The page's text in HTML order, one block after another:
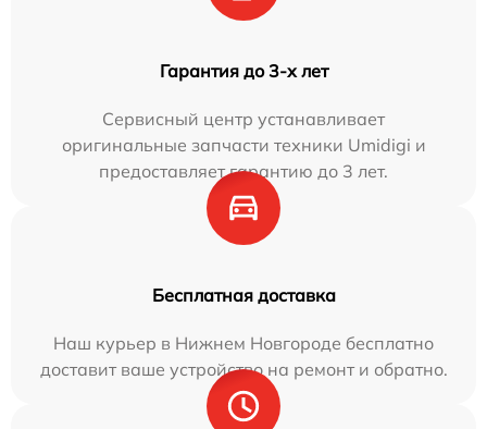
Гарантия до 3-х лет
Сервисный центр устанавливает
оригинальные запчасти техники Umidigi и
предоставляет гарантию до 3 лет.
Бесплатная доставка
Наш курьер в Нижнем Новгороде бесплатно
доставит ваше устройство на ремонт и обратно.